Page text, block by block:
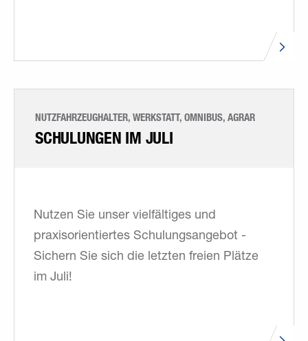
NUTZFAHRZEUGHALTER, WERKSTATT, OMNIBUS, AGRAR
SCHULUNGEN IM JULI
Nutzen Sie unser vielfältiges und
praxisorientiertes Schulungsangebot -
Sichern Sie sich die letzten freien Plätze
im Juli!